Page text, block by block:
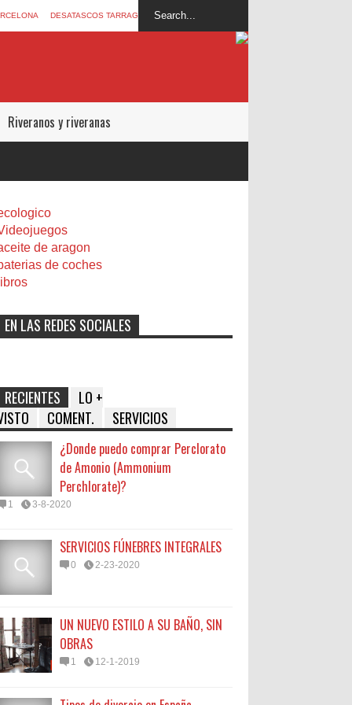
DESATASCOS TARRAGONA
Riveranos y riveranas
de aragon
de coches
libros
EN LAS REDES SOCIALES
RECIENTES
LO +
COMENT. SERVICIOS
¿Donde puedo comprar Perclorato
de Amonio (Ammonium
Perchlorate)?
1 3-8-2020
SERVICIOS FÚNEBRES INTEGRALES
0 2-23-2020
UN NUEVO ESTILO A SU BAÑO, SIN
OBRAS
1 12-1-2019